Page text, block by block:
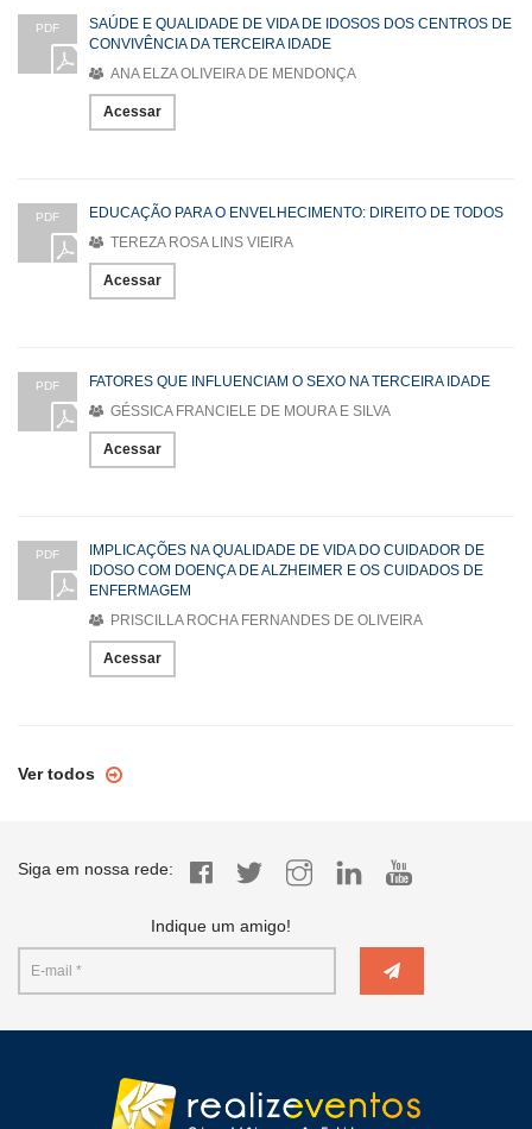
PDF
SAÚDE E QUALIDADE DE VIDA DE IDOSOS DOS CENTROS DE
CONVIVÊNCIA DA TERCEIRA IDADE
ANA ELZA OLIVEIRA DE MENDONÇA
Acessar
PDF
EDUCAÇÃO PARA O ENVELHECIMENTO: DIREITO DE TODOS
TEREZA ROSA LINS VIEIRA
Acessar
PDF
FATORES QUE INFLUENCIAM O SEXO NA TERCEIRA IDADE
GÉSSICA FRANCIELE DE MOURA E SILVA
Acessar
PDF
IMPLICAÇÕES NA QUALIDADE DE VIDA DO CUIDADOR DE
IDOSO COM DOENÇA DE ALZHEIMER E OS CUIDADOS DE
ENFERMAGEM
PRISCILLA ROCHA FERNANDES DE OLIVEIRA
Acessar
Ver todos
Siga em nossa rede:
Indique um amigo!